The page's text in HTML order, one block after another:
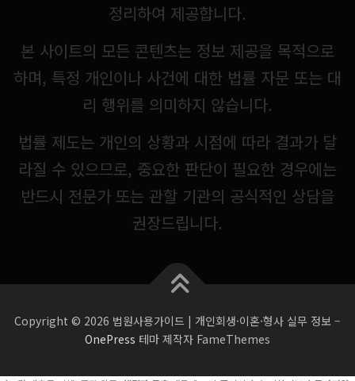
정리하여 제공합니다.
본 사이트의 모든 콘텐츠는 정보 제공을 목적으로
하며, 특정 개인이나 사건에 대한 법률 자문 또는 대
리 행위를 의미하지 않습니다.
법률 제도는 개인의 상황과 시점에 따라 결과가 달
라질 수 있으므로, 중요한 판단이 필요한 경우에는
반드시 전문가 또는 관할 기관의 공식적인 상담을
권장드립니다.
Copyright © 2026 법원사용가이드 | 개인회생·이혼·형사 실무 정보 –
OnePress 테마 제작자 FameThemes